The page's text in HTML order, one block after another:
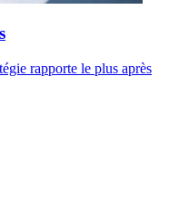
rapporte le plus après